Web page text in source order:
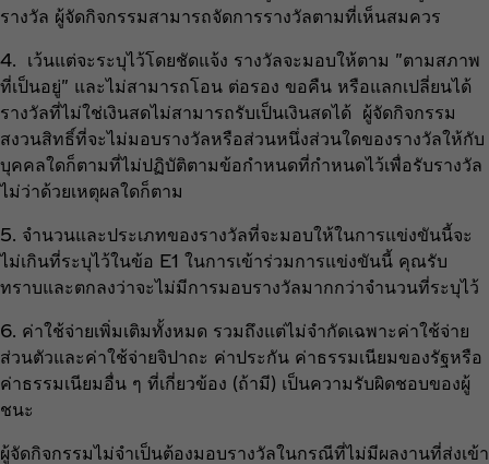
รางวัล ผู้จัดกิจกรรมสามารถจัดการรางวัลตามที่เห็นสมควร
4. เว้นแต่จะระบุไว้โดยชัดแจ้ง รางวัลจะมอบให้ตาม "ตามสภาพ
ที่เป็นอยู่" และไม่สามารถโอน ต่อรอง ขอคืน หรือแลกเปลี่ยนได้
รางวัลที่ไม่ใช่เงินสดไม่สามารถรับเป็นเงินสดได้ ผู้จัดกิจกรรม
สงวนสิทธิ์ที่จะไม่มอบรางวัลหรือส่วนหนึ่งส่วนใดของรางวัลให้กับ
บุคคลใดก็ตามที่ไม่ปฏิบัติตามข้อกำหนดที่กำหนดไว้เพื่อรับรางวัล
ไม่ว่าด้วยเหตุผลใดก็ตาม
5. จำนวนและประเภทของรางวัลที่จะมอบให้ในการแข่งขันนี้จะ
ไม่เกินที่ระบุไว้ในข้อ E1 ในการเข้าร่วมการแข่งขันนี้ คุณรับ
ทราบและตกลงว่าจะไม่มีการมอบรางวัลมากกว่าจำนวนที่ระบุไว้
6. ค่าใช้จ่ายเพิ่มเติมทั้งหมด รวมถึงแต่ไม่จำกัดเฉพาะค่าใช้จ่าย
ส่วนตัวและค่าใช้จ่ายจิปาถะ ค่าประกัน ค่าธรรมเนียมของรัฐหรือ
ค่าธรรมเนียมอื่น ๆ ที่เกี่ยวข้อง (ถ้ามี) เป็นความรับผิดชอบของผู้
ชนะ
ผู้จัดกิจกรรมไม่จำเป็นต้องมอบรางวัลในกรณีที่ไม่มีผลงานที่ส่งเข้า